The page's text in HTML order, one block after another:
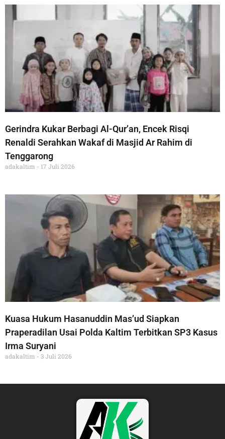
Gerindra Kukar Berbagi Al-Qur’an, Encek Risqi
Renaldi Serahkan Wakaf di Masjid Ar Rahim di
Tenggarong
adakaltim 17 Juli 2026
Kuasa Hukum Hasanuddin Mas’ud Siapkan
Praperadilan Usai Polda Kaltim Terbitkan SP3 Kasus
Irma Suryani
adakaltim 3 Juli 2026